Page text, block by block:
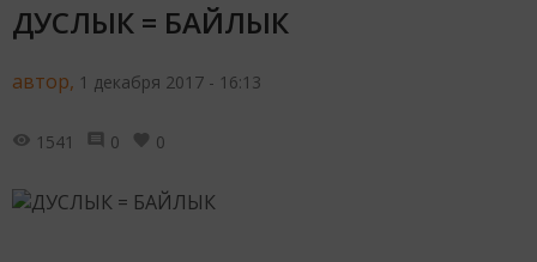
ДУСЛЫК = БАЙЛЫК
автор, 1 декабря 2017 - 16:13
1541 0 0